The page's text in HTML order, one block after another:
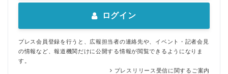
ログイン
プレス会員登録を行うと、広報担当者の連絡先や、イベント・記者会見
の情報など、報道機関だけに公開する情報が閲覧できるようになりま
す。
プレスリリース受信に関するご案内